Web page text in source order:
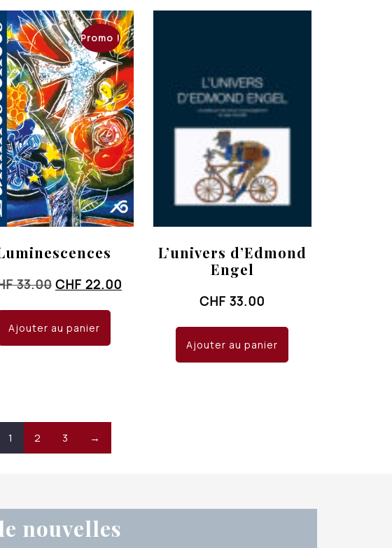
Promo !
33.00 Le
initial
CHF 22.00Le
CHF 22.00.
Ajouter au panier
L’univers d’Edmond
Engel
CHF 33.00
Ajouter au panier
1 2 3 →
nouvelles